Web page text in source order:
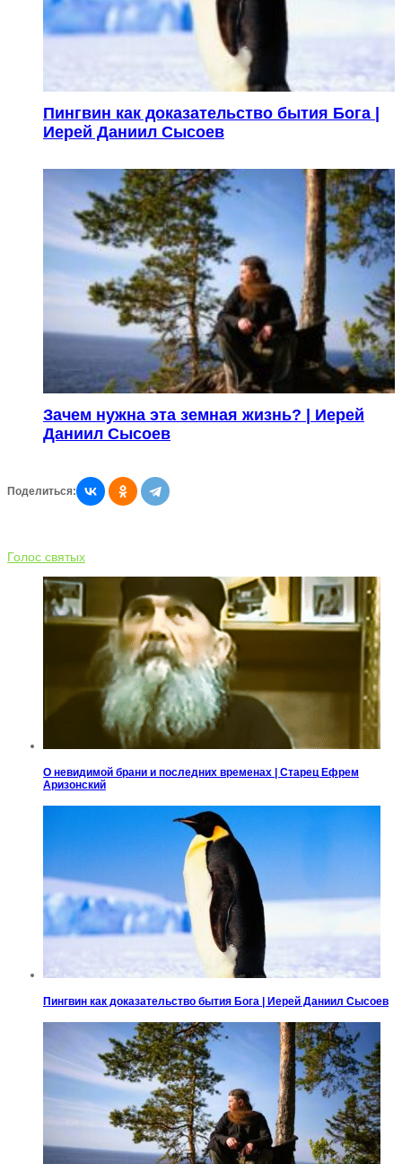
Пингвин как доказательство бытия Бога |
Иерей Даниил Сысоев
Зачем нужна эта земная жизнь? | Иерей
Даниил Сысоев
Поделиться:
Голос святых
О невидимой брани и последних временах | Старец Ефрем
Аризонский
Пингвин как доказательство бытия Бога | Иерей Даниил Сысоев